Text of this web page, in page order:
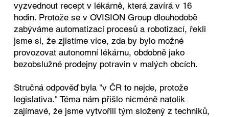
vyzvednout recept v lékárně, která zavírá v 16
hodin. Protože se v OVISION Group dlouhodobě
zabýváme automatizací procesů a robotizací, řekli
jsme si, že zjistíme více, zda by bylo možné
provozovat autonomní lékárnu, obdobně jako
bezobslužné prodejny potravin v malých obcích.
Stručná odpověď byla "v ČR to nejde, protože
legislativa." Téma nám přišlo nicméně natolik
zajímavé, že jsme vytvořili tým složený z techniků,